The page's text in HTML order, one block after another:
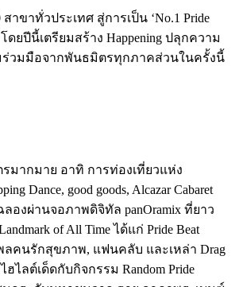
ขาทั่วประเทศ สู่การเป็น ‘No.1 Pride
ดยปีนี้เตรียมสร้าง Happening ปลุกความ
ร่วมมือจากพันธมิตรทุกภาคส่วนในครั้งนี้
รมากมาย อาทิ การท่องเที่ยวแห่ง
Dance, good goods, Alcazar Cabaret
ลองผ่านจอภาพดิจิทัล panOramix ที่ยาว
of All Time ได้แก่ Pride Beat
พลคนรักสุขภาพ, แฟนคลับ และเหล่า Drag
ไลต์เด็ดกับกิจกรรม Random Pride